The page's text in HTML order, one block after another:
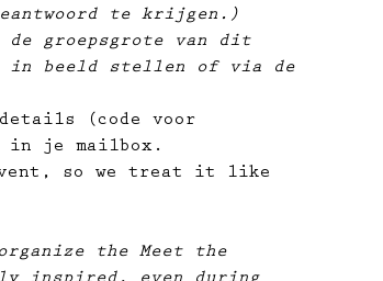
te krijgen.)
groepsgrote van dit
in beeld stellen of via de
(code voor
in je mailbox.
event, so we treat it like
the Meet the